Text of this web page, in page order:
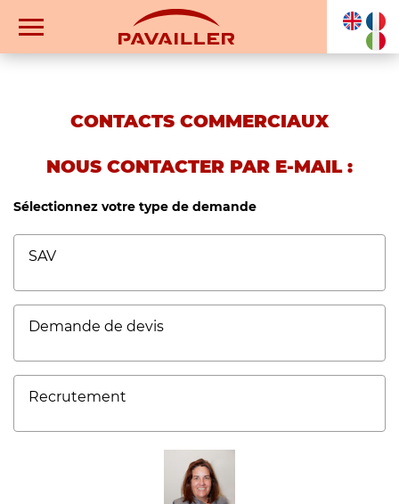
CONTACTS COMMERCIAUX
NOUS CONTACTER PAR E-MAIL :
Sélectionnez votre type de demande
SAV
Demande de devis
Recrutement